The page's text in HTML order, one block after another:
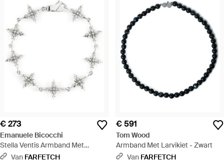
€ 273
Emanuele Bicocchi
Stella Ventis Armband Met
Sterpatroon - Wit
Van FARFETCH
€ 591
Tom Wood
Armband Met Larvikiet - Zwart
Van FARFETCH